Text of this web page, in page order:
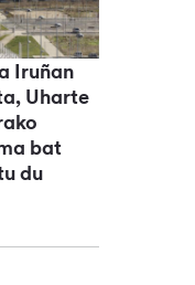
Iruñan
Uharte
bat
du